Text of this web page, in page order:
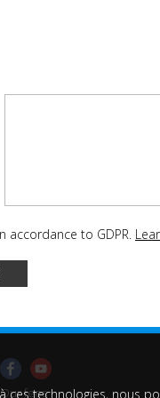
accordance to GDPR.
Our feestechnologies, nous